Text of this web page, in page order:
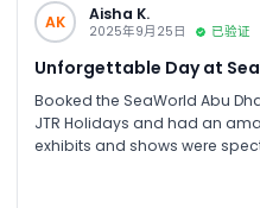
AK Aisha K.
2025年9月25日 已验证
Unforgettable Day at
Booked the SeaWorld Abu
JTR Holidays and had an
exhibits and shows were